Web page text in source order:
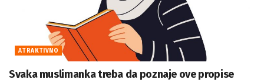
ATRAKTIVNO
Svaka muslimanka treba da poznaje ove propise